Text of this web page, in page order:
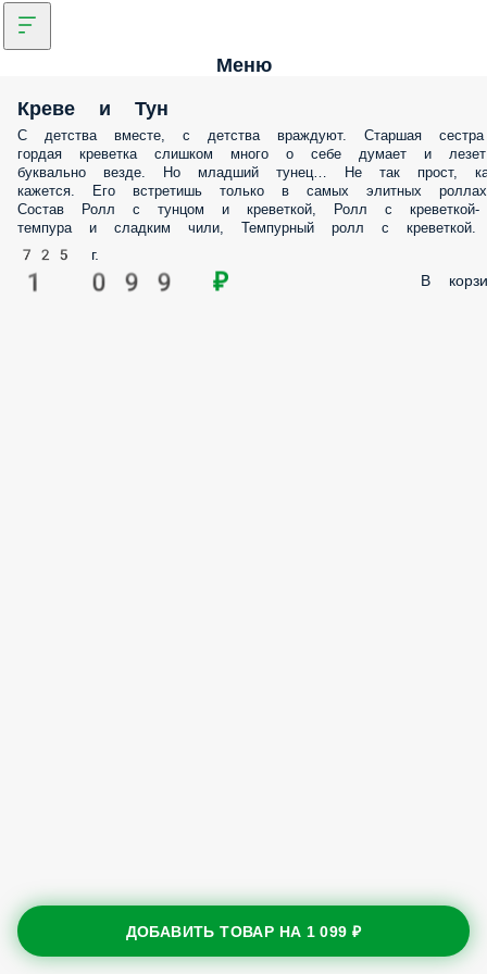
Меню
Креве и Тун
С детства вместе, с детства враждуют. Старшая сестра
гордая креветка слишком много о себе думает и лезет
буквально везде. Но младший тунец… Не так прост,
кажется. Его встретишь только в самых элитных
Состав Ролл с тунцом и креветкой, Ролл с креветкой-
темпура и сладким чили, Темпурный ролл с креветкой.
725 г.
1 099 ₽ В
ДОБАВИТЬ ТОВАР НА 1 099 ₽